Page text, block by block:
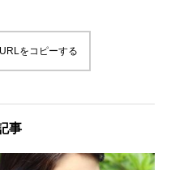
をコピーする
事